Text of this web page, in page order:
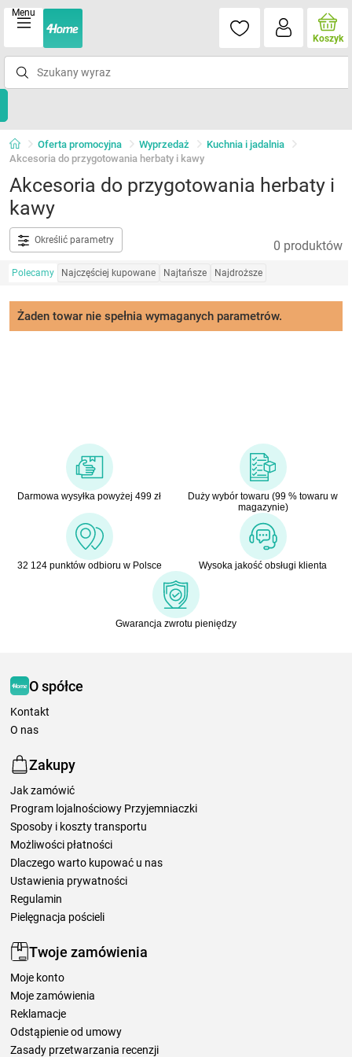
Menu
Koszyk
Oferta promocyjna Wyprzedaż
Kuchnia i jadalnia
Akcesoria do przygotowania herbaty i kawy
Akcesoria do przygotowania herbaty i
kawy
Określić parametry 0 produktów
Polecamy Najczęściej kupowane Najtańsze Najdroższe
Żaden towar nie spełnia wymaganych parametrów.
Darmowa wysyłka powyżej 499 zł
Duży wybór towaru (99 % towaru w
magazynie)
32 124 punktów odbioru w Polsce Wysoka jakość obsługi klienta
Gwarancja zwrotu pieniędzy
O spółce
Kontakt
O nas
Zakupy
Jak zamówić
Program lojalnościowy Przyjemniaczki
Sposoby i koszty transportu
Możliwości płatności
Dlaczego warto kupować u nas
Ustawienia prywatności
Regulamin
Pielęgnacja pościeli
Twoje zamówienia
Moje konto
Moje zamówienia
Reklamacje
Odstąpienie od umowy
Zasady przetwarzania recenzji